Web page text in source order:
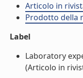
Articolo in
Prodotto della
Label
Laboratory
(Articolo in